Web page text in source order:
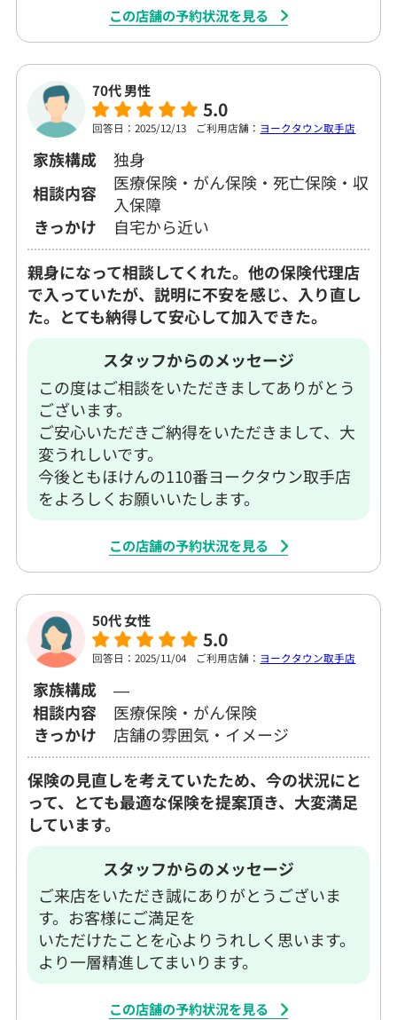
この店舗の予約状況を見る
70代 男性
5.0
回答日：2025/12/13 ご利用店舗： ヨークタウン取手店
家族構成
独身
相談内容
医療保険・がん保険・死亡保険・収
入保障
きっかけ
自宅から近い
親身になって相談してくれた。他の保険代理店
で入っていたが、説明に不安を感じ、入り直し
た。とても納得して安心して加入できた。
スタッフからのメッセージ
この度はご相談をいただきましてありがとう
ございます。
ご安心いただきご納得をいただきまして、大
変うれしいです。
今後ともほけんの110番ヨークタウン取手店
をよろしくお願いいたします。
この店舗の予約状況を見る
50代 女性
5.0
回答日：2025/11/04 ご利用店舗： ヨークタウン取手店
家族構成
―
相談内容
医療保険・がん保険
きっかけ
店舗の雰囲気・イメージ
保険の見直しを考えていたため、今の状況にと
って、とても最適な保険を提案頂き、大変満足
しています。
スタッフからのメッセージ
ご来店をいただき誠にありがとうございま
す。お客様にご満足を
いただけたことを心よりうれしく思います。
より一層精進してまいります。
この店舗の予約状況を見る